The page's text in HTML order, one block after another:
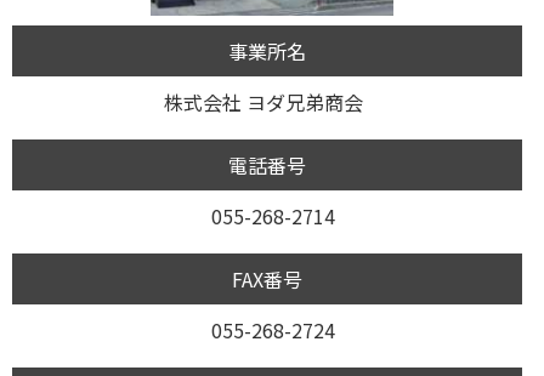
事業所名
株式会社 ヨダ兄弟商会
電話番号
055-268-2714
FAX番号
055-268-2724